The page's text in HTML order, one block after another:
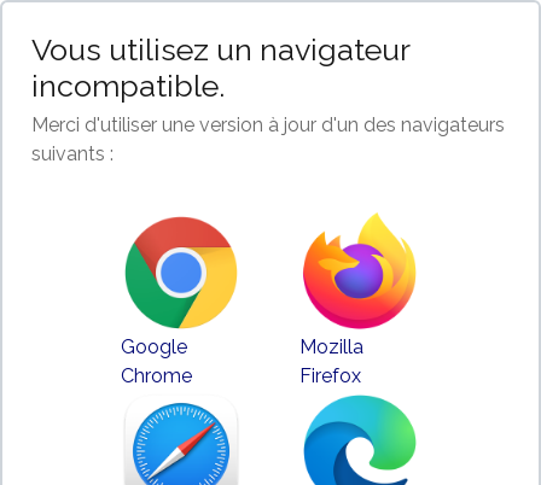
Vous utilisez un navigateur
incompatible.
Merci d'utiliser une version à jour d'un des navigateurs
suivants :
Google
Chrome
Mozilla
Firefox